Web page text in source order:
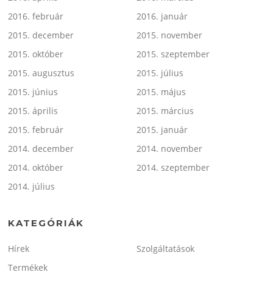
2016. február
2016. január
2015. december
2015. november
2015. október
2015. szeptember
2015. augusztus
2015. július
2015. június
2015. május
2015. április
2015. március
2015. február
2015. január
2014. december
2014. november
2014. október
2014. szeptember
2014. július
KATEGÓRIÁK
Hírek
Szolgáltatások
Termékek